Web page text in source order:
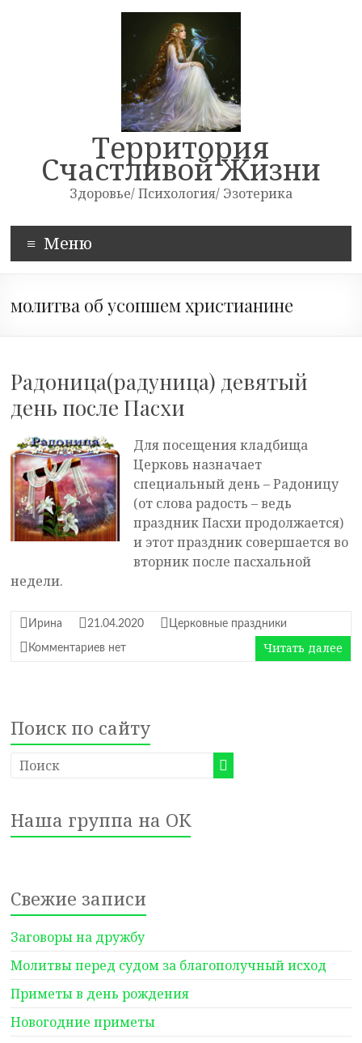
Территория
Счастливой Жизни
Здоровье/ Психология/ Эзотерика
Меню
молитва об усопшем христианине
Радоница(радуница) девятый
день после Пасхи
Для посещения кладбища
Церковь назначает
специальный день – Радоницу
(от слова радость – ведь
праздник Пасхи продолжается)
и этот праздник совершается во
вторник после пасхальной
недели.
Ирина 21.04.2020 Церковные праздники
Комментариев нет Читать далее
Поиск по сайту
Наша группа на ОК
Свежие записи
Заговоры на дружбу
Молитвы перед судом за благополучный исход
Приметы в день рождения
Новогодние приметы